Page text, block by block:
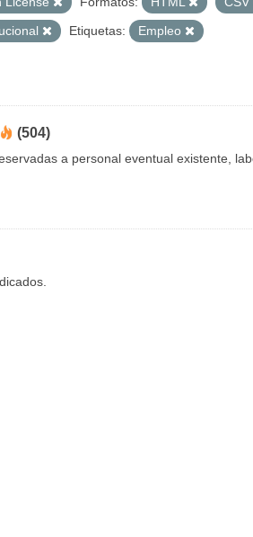
Etiquetas:
Empleo
(504)
a personal eventual existente,